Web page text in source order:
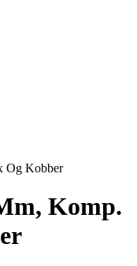
Og Kobber
Komp.